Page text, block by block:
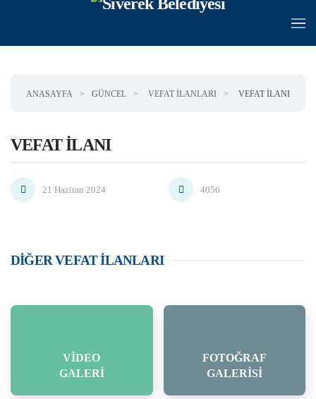
ANASAYFA GÜNCEL VEFAT İLANLARI VEFAT İLANI
VEFAT İLANI
21 Haziran 2024 4056
DIĞER VEFAT İLANLARI
VİDEO
GALERİ
FOTOĞRAF
GALERİSİ